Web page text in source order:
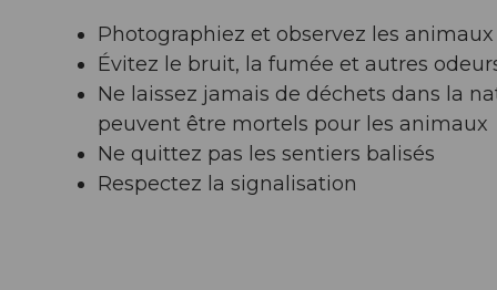
Photographiez et observez les
Évitez le bruit, la fumée et autres
Ne laissez jamais de déchets dans la
peuvent être mortels pour les animaux
Ne quittez pas les sentiers balisés
Respectez la signalisation